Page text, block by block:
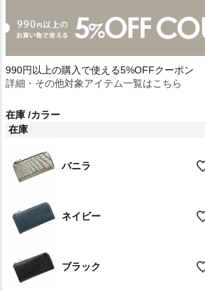
990円以上の購入で使える5%OFFクーポン
詳細・その他対象アイテム一覧はこちら
在庫 カラー
在庫
バニラ
ネイビー
ブラック